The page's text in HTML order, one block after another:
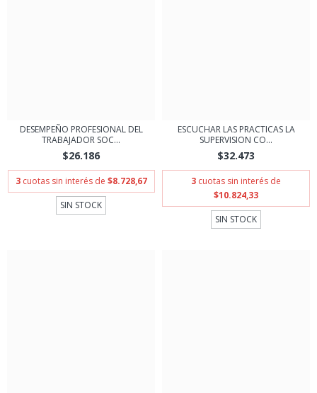
DESEMPEÑO PROFESIONAL DEL
TRABAJADOR SOC...
$26.186
3 cuotas sin interés de $8.728,67
SIN STOCK
ESCUCHAR LAS PRACTICAS LA
SUPERVISION CO...
$32.473
3 cuotas sin interés de
$10.824,33
SIN STOCK